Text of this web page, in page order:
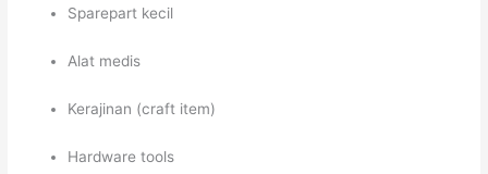
Sparepart kecil
Alat medis
Kerajinan (craft item)
Hardware tools